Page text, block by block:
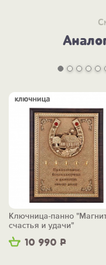
10 990 Р
Ключница-панно
счастья и удачи"